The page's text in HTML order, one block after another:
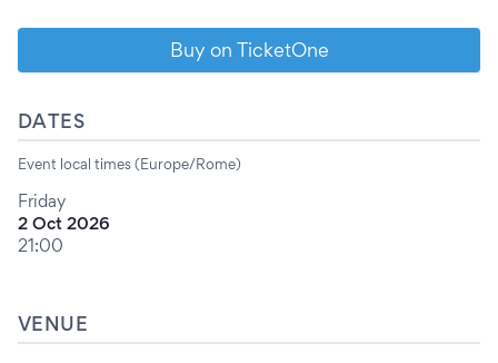
Buy on TicketOne
DATES
Event local times (Europe/Rome)
Friday
2 Oct 2026
21:00
VENUE